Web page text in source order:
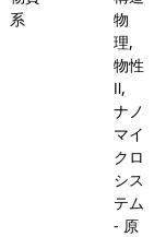
系
物
理,
物性
Ⅱ,
ナノ
マイ
クロ
シス
テム
- 原